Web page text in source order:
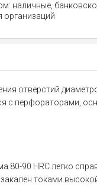
наличные,
организаций
отверстий
перфораторами,
90 HRC легко
токами